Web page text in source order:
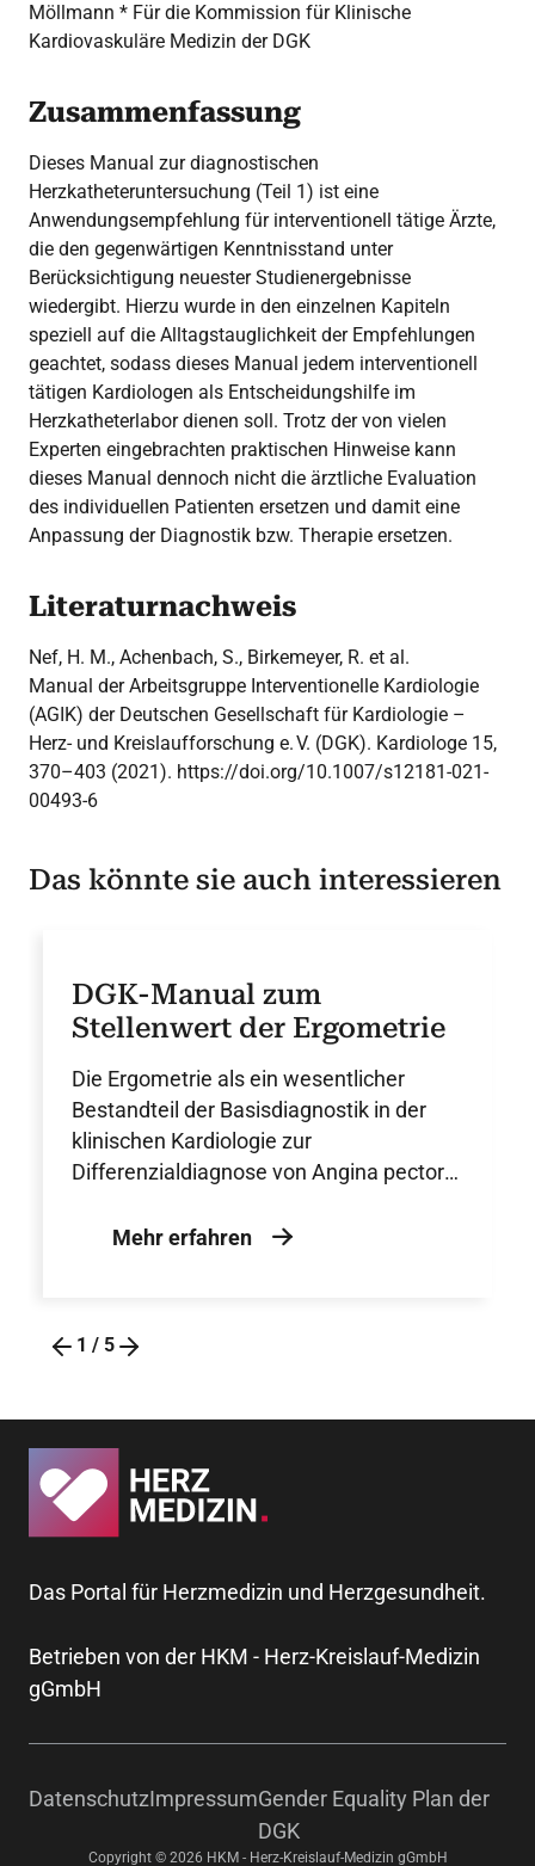
Möllmann * Für die Kommission für Klinische
Kardiovaskuläre Medizin der DGK
Zusammenfassung
Dieses Manual zur diagnostischen
Herzkatheteruntersuchung (Teil 1) ist eine
Anwendungsempfehlung für interventionell tätige Ärzte,
die den gegenwärtigen Kenntnisstand unter
Berücksichtigung neuester Studienergebnisse
wiedergibt. Hierzu wurde in den einzelnen Kapiteln
speziell auf die Alltagstauglichkeit der Empfehlungen
geachtet, sodass dieses Manual jedem interventionell
tätigen Kardiologen als Entscheidungshilfe im
Herzkatheterlabor dienen soll. Trotz der von vielen
Experten eingebrachten praktischen Hinweise kann
dieses Manual dennoch nicht die ärztliche Evaluation
des individuellen Patienten ersetzen und damit eine
Anpassung der Diagnostik bzw. Therapie ersetzen.
Literaturnachweis
Nef, H. M., Achenbach, S., Birkemeyer, R. et al.
Manual der Arbeitsgruppe Interventionelle Kardiologie
(AGIK) der Deutschen Gesellschaft für Kardiologie –
Herz- und Kreislaufforschung e. V. (DGK). Kardiologe 15,
370–403 (2021). https://doi.org/10.1007/s12181-021-
00493-6
Das könnte sie auch interessieren
DGK-Manual zum
Stellenwert der Ergometrie
Die Ergometrie als ein wesentlicher
Bestandteil der Basisdiagnostik in der
klinischen Kardiologie zur
Differenzialdiagnose von Angina pectoris
und ihre zunehmende Bedeutung in der
Mehr erfahren
1 / 5
Das Portal für Herzmedizin und Herzgesundheit.
Betrieben von der HKM - Herz-Kreislauf-Medizin
gGmbH
Copyright © 2026 HKM - Herz-Kreislauf-Medizin gGmbH
DatenschutzImpressumGender Equality Plan der
DGK